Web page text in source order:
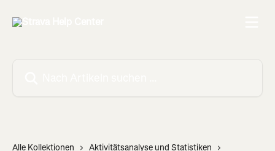
Alle Kollektionen
Aktivitätsanalyse und Statistiken